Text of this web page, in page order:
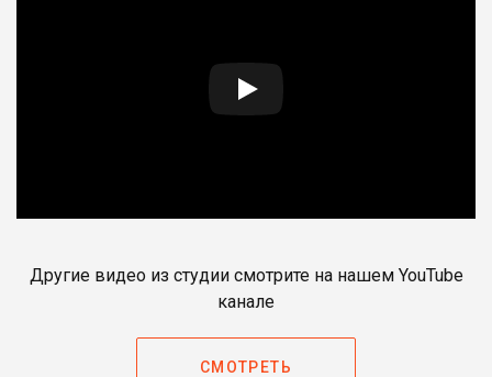
Другие видео из студии смотрите на нашем YouTube
канале
СМОТРЕТЬ